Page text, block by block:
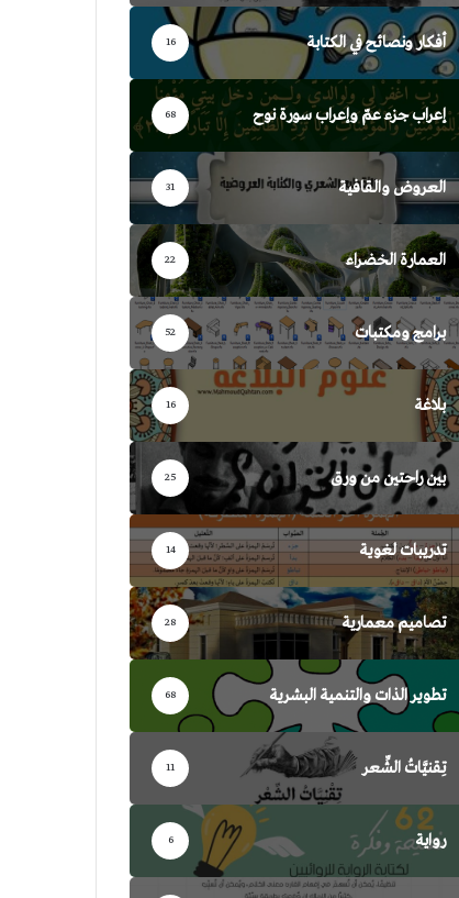
أفكار ونصائح في الكتابة 16
إعراب جزء عمّ وإعراب سورة نوح 68
العروض والقافية 31
العمارة الخضراء 22
برامج ومكتبات 52
بلاغة 16
بين راحتين من ورق 25
تدريبات لغوية 14
تصاميم معمارية 28
تطوير الذات والتنمية البشرية 68
تِقنيَّاتُ الشِّعر 11
رواية 6